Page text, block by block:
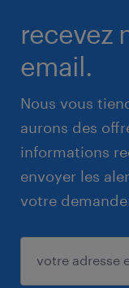
recevez
email.
Nous vous
aurons des
informations
envoyer les
votre